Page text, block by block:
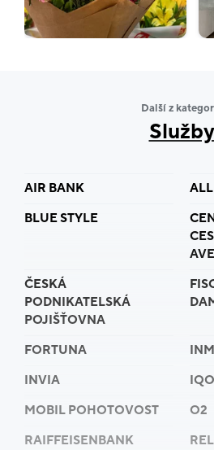
Zastavte se u nás pro to
floristů.
Další z
Služby
AIR BANK
BLUE STYLE
ČESKÁ
PODNIKATELSKÁ
POJIŠŤOVNA
FORTUNA
INVIA
MOBIL POHOTOVOST
O2
RAIFFEISENBANK